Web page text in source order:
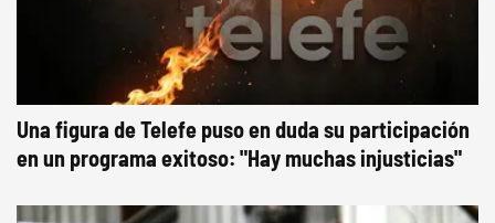
Una figura de Telefe puso en duda su participación
en un programa exitoso: "Hay muchas injusticias"